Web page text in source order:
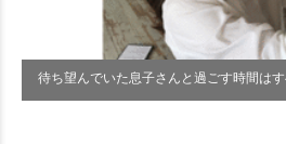
待ち望んでいた息子さんと過ごす時間は